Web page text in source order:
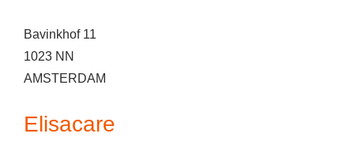
Bavinkhof 11
1023 NN
AMSTERDAM
Elisacare